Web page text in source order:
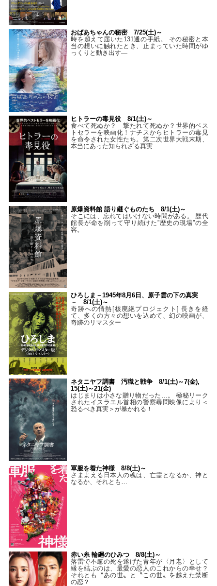
おばあちゃんの秘密 7/25(土)～
時を超えて届いた131通の手紙。 その秘密と本
当の想いに触れたとき、止まっていた時間がゆ
っくりと動き出す―
ヒトラーの毒見役 8/1(土)～
食べて死ぬか？ 撃たれて死ぬか？世界的ベス
トセラーを映画化！ナチスからヒトラーの毒見
を命令された女性たち。第二次世界大戦末期、
本当にあった知られざる真実
原爆資料館 語り継ぐものたち 8/1(土)～
そこには、忘れてはいけない時間がある。 歴代
館長が命を削って守り続けた”歴史の現場”の全
容。
ひろしま－1945年8月6日、原子雲の下の真実
－ 8/1(土)～
奇跡への情熱[核廃絶プロジェクト] 長きを経
て、多くの方々の想いを込めて、幻の映画が、
奇跡のリマスター
ネタニヤフ調書 汚職と戦争 8/1(土)～7(金),
15(土)～21(金)
はじまりは小さな贈り物だった…。 極秘リーク
されたイスラエル首相の警察尋問映像により＜
恐るべき真実＞が暴かれる！
軍服を着た神様 8/8(土)～
さまよえる日本人の魂は、亡霊となるか、神と
なるか、それとも…
赤い糸 輪廻のひみつ 8/8(土)～
落雷で不慮の死を遂げた青年が〈月老〉として
縁を結ぶのは、最愛の恋人のこれからの幸せ？
それとも〝あの世〟と〝この世〟を越えた禁断
の恋？